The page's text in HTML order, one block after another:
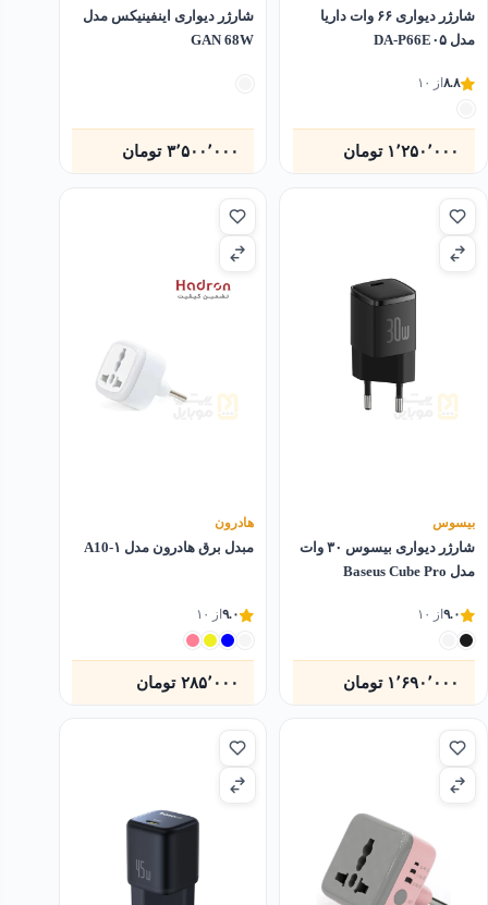
شارژر دیواری ۶۶ وات داریا
مدل DA-P66E۰۵
۸.۸ از ۱۰
۱٬۲۵۰٬۰۰۰ تومان
شارژر دیواری اینفینیکس مدل
GAN 68W
۳٬۵۰۰٬۰۰۰ تومان
بیسوس
شارژر دیواری بیسوس ۳۰ وات
مدل Baseus Cube Pro
۹.۰ از ۱۰
۱٬۶۹۰٬۰۰۰ تومان
هادرون
مبدل برق هادرون مدل A10-۱
۹.۰از ۱۰
۲۸۵٬۰۰۰ تومان